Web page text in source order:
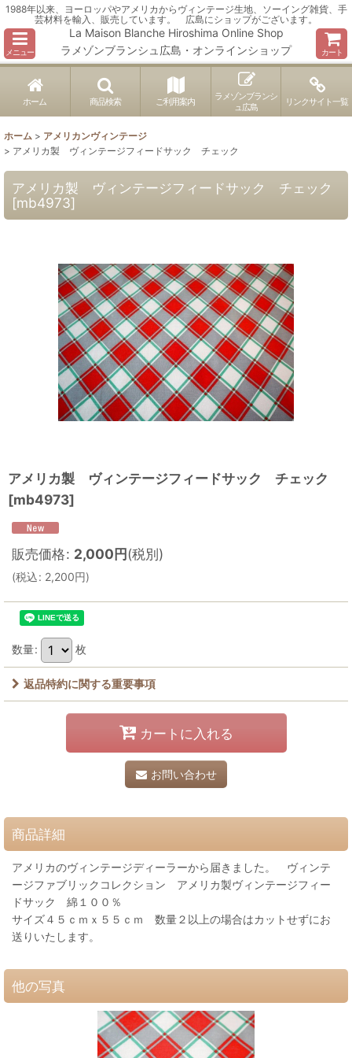
1988年以来、ヨーロッパやアメリカからヴィンテージ生地、ソーイング雑貨、手
芸材料を輸入、販売しています。 広島にショップがございます。
メニュー
La Maison Blanche Hiroshima Online Shop
ラメゾンブランシュ広島・オンラインショップ
カート
ホーム 商品検索 ご利用案内
ラメゾンブランシ
ュ広島
リンクサイト一覧
ホーム > アメリカンヴィンテージ
> アメリカ製 ヴィンテージフィードサック チェック
アメリカ製 ヴィンテージフィードサック チェック
[mb4973]
アメリカ製 ヴィンテージフィードサック チェック
[mb4973]
販売価格: 2,000円(税別)
(税込: 2,200円)
数量: 枚
返品特約に関する重要事項
カートに入れる
お問い合わせ
商品詳細
アメリカのヴィンテージディーラーから届きました。 ヴィンテ
ージファブリックコレクション アメリカ製ヴィンテージフィー
ドサック 綿１００％
サイズ４５ｃｍｘ５５ｃｍ 数量２以上の場合はカットせずにお
送りいたします。
他の写真